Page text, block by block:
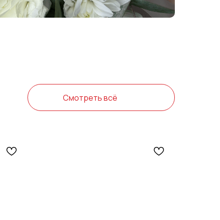
Смотреть всё